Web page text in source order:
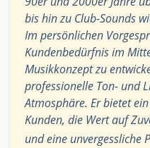
bis hin zu Club-Sounds
Im persönlichen
Kundenbedürfnis im
Musikkonzept zu
professionelle Ton- und
Atmosphäre. Er bietet
Kunden, die Wert auf
und eine unvergessliche